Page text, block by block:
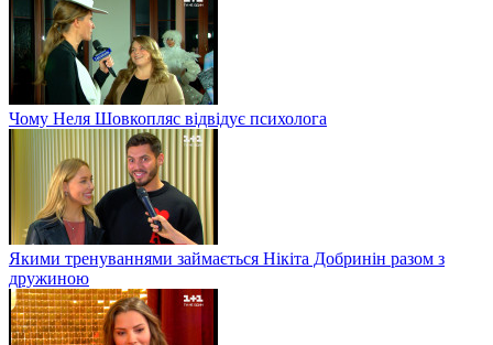
Чому Неля Шовкопляс відвідує психолога
Якими тренуваннями займається Нікіта Добринін разом з
дружиною